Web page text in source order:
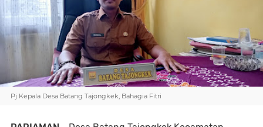
Pj Kepala Desa Batang Tajongkek, Bahagia Fitri